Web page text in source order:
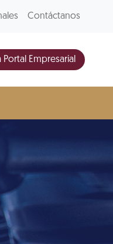
Contáctanos
Empresarial